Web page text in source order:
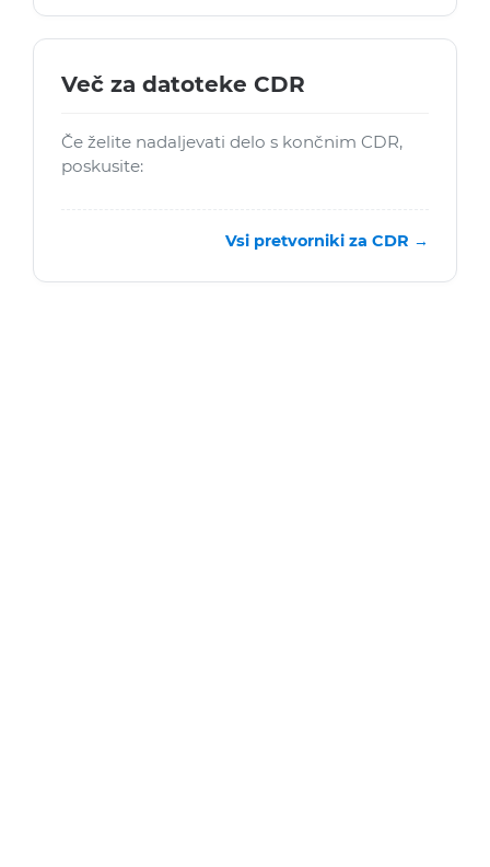
Več za datoteke CDR
Če želite nadaljevati delo s končnim CDR,
poskusite:
Vsi pretvorniki za CDR →